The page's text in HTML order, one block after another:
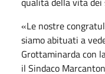
«Le nostre
siamo abituati a
Grottaminarda con
il Sindaco